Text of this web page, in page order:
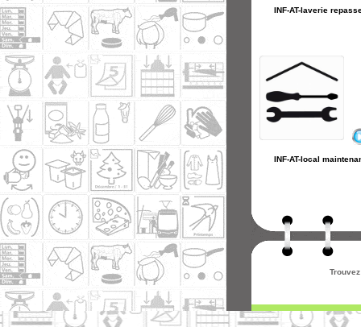
INF-AT-laverie
INF-AT-local